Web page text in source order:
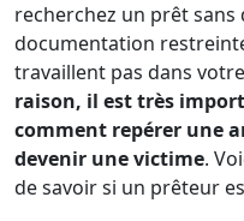
recherchez un prêt
documentation
travaillent pas dans
raison, il est très
comment repérer une
devenir une victime.
de savoir si un prêteur